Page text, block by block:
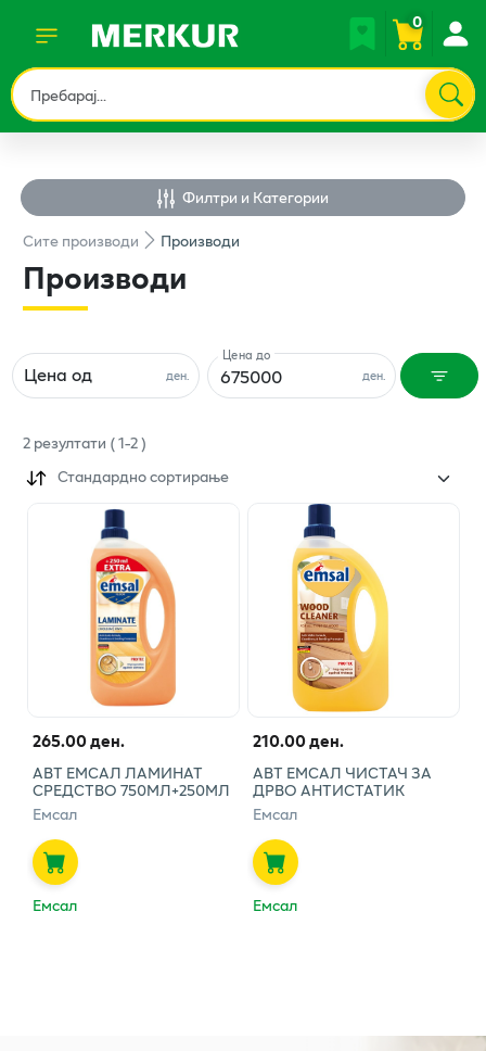
0
Филтри и Категории
Ситепроизводи Производи
Производи
ден.
Цена од ден.
Цена до
2резултати (1-2)
Стандардно сортирање
265.00 ден.
АВТ ЕМСАЛ ЛАМИНАТ
СРЕДСТВО 750МЛ+250МЛ
Емсал
Емсал
210.00 ден.
АВТ ЕМСАЛ ЧИСТАЧ ЗА
ДРВО АНТИСТАТИК
Емсал
Емсал